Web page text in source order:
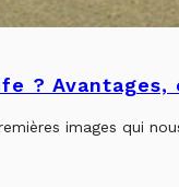
?
images qui